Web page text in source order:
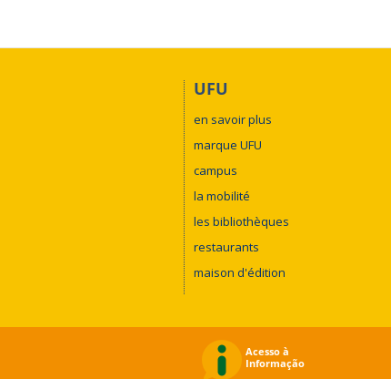
UFU
en savoir plus
marque UFU
campus
la mobilité
les bibliothèques
restaurants
maison d'édition